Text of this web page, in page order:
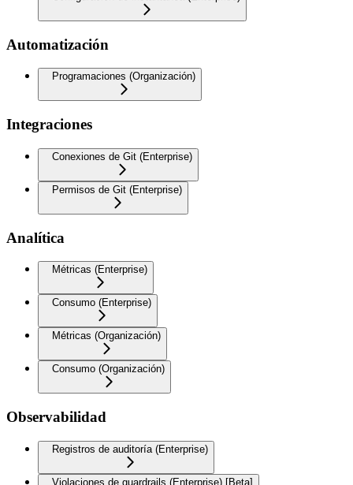
Automatización
Programaciones (Organización)
Integraciones
Conexiones de Git (Enterprise)
Permisos de Git (Enterprise)
Analítica
Métricas (Enterprise)
Consumo (Enterprise)
Métricas (Organización)
Consumo (Organización)
Observabilidad
Registros de auditoría (Enterprise)
Violaciones de guardrails (Enterprise) [Beta]